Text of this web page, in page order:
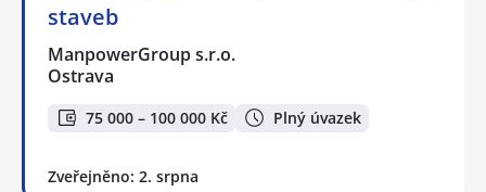
staveb
ManpowerGroup s.r.o.
Ostrava
75 000 – 100 000 Kč Plný úvazek
Zveřejněno: 2. srpna